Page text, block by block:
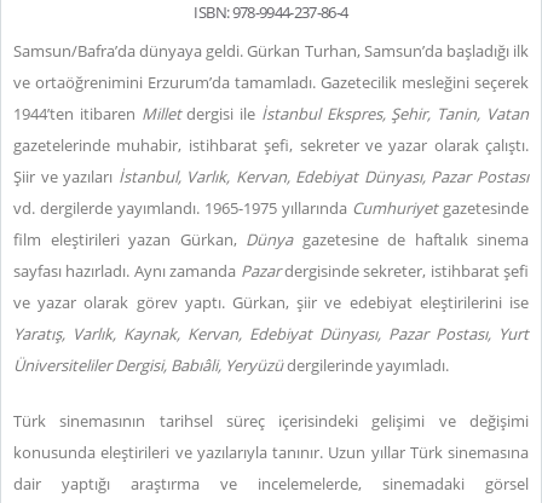
ISBN: 978-9944-237-86-4
Samsun/Bafra’da dünyaya geldi. Gürkan Turhan, Samsun’da başladığı ilk
ve ortaöğrenimini Erzurum’da tamamladı. Gazetecilik mesleğini seçerek
1944’ten itibaren Milletdergisi ile İstanbul Ekspres, Şehir, Tanin, Vatan
gazetelerinde muhabir, istihbarat şefi, sekreter ve yazar olarak çalıştı.
Şiir ve yazıları İstanbul, Varlık, Kervan, Edebiyat Dünyası, Pazar Postası
vd. dergilerde yayımlandı. 1965-1975 yıllarında Cumhuriyetgazetesinde
film eleştirileri yazan Gürkan, Dünyagazetesine de haftalık sinema
sayfası hazırladı. Aynı zamanda Pazardergisinde sekreter, istihbarat şefi
ve yazar olarak görev yaptı. Gürkan, şiir ve edebiyat eleştirilerini ise
Yaratış, Varlık, Kaynak, Kervan, Edebiyat Dünyası, Pazar Postası, Yurt
Üniversiteliler Dergisi, Babıâli, Yeryüzüdergilerinde yayımladı.
Türk sinemasının tarihsel süreç içerisindeki gelişimi ve değişimi
konusunda eleştirileri ve yazılarıyla tanınır. Uzun yıllar Türk sinemasına
dair yaptığı araştırma ve incelemelerde, sinemadaki görsel